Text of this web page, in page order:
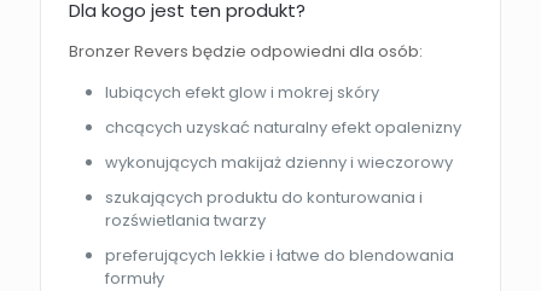
Dla kogo jest ten produkt?
Bronzer Revers będzie odpowiedni dla osób:
lubiących efekt glow i mokrej skóry
chcących uzyskać naturalny efekt opalenizny
wykonujących makijaż dzienny i wieczorowy
szukających produktu do konturowania i
rozświetlania twarzy
preferujących lekkie i łatwe do blendowania
formuły